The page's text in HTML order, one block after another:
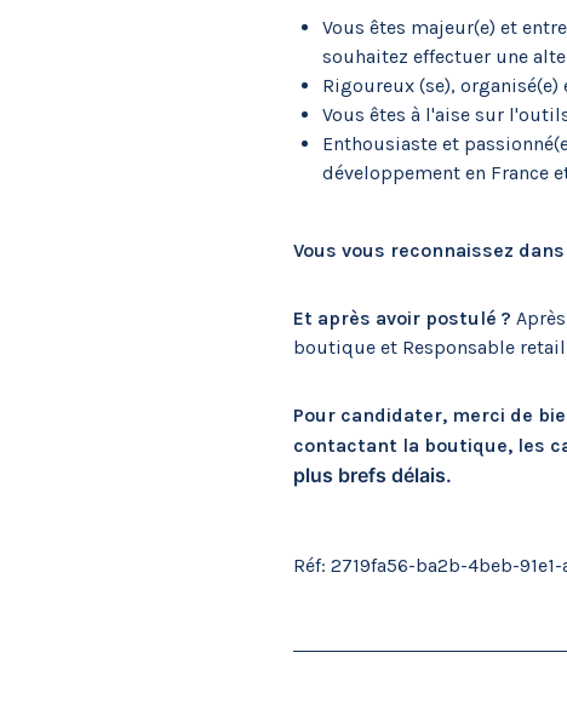
Vous êtes majeur(e) et
souhaitez effectuer une
Rigoureux (se),
Vous êtes à l'aise sur
Enthousiaste et
développement en France
Vous vous reconnaissez
Et après avoir postulé ?
boutique et Responsable
Pour candidater, merci de
contactant la boutique, les
plus brefs délais.
Réf: 2719fa56-ba2b-4beb-